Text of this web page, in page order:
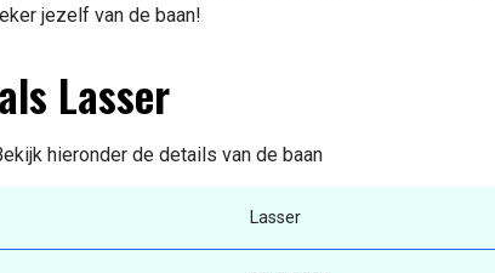
jezelf van de baan!
Lasser
hieronder de details van de baan
Lasser